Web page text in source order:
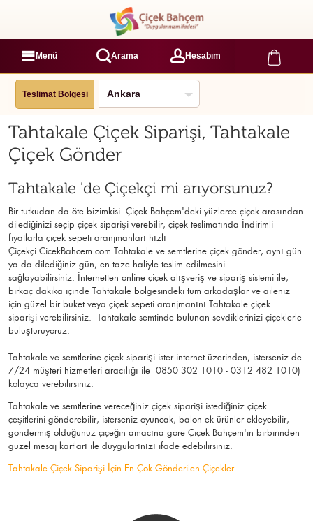
Menü Arama Hesabım
Teslimat Bölgesi
Tahtakale Çiçek Siparişi, Tahtakale
Çiçek Gönder
Tahtakale 'de Çiçekçi mi arıyorsunuz?
Bir tutkudan da öte bizimkisi. Çiçek Bahçem'deki yüzlerce çiçek arasından
dilediğinizi seçip çiçek siparişi verebilir, çiçek teslimatında İndirimli
fiyatlarla çiçek sepeti aranjmanları hızlı
Çiçekçi CicekBahcem.com Tahtakale ve semtlerine çiçek gönder, aynı gün
ya da dilediğiniz gün, en taze haliyle teslim edilmesini
sağlayabilirsiniz. İnternetten online çiçek alışveriş ve sipariş sistemi ile,
birkaç dakika içinde Tahtakale bölgesindeki tüm arkadaşlar ve aileniz
için güzel bir buket veya çiçek sepeti aranjmanını Tahtakale çiçek
siparişi verebilirsiniz. Tahtakale semtinde bulunan sevdiklerinizi çiçeklerle
buluşturuyoruz.
Tahtakale ve semtlerine çiçek siparişi ister internet üzerinden, isterseniz de
7/24 müşteri hizmetleri aracılığı ile 0850 302 1010 - 0312 482 1010)
kolayca verebilirsiniz.
Tahtakale ve semtlerine vereceğiniz çiçek siparişi istediğiniz çiçek
çeşitlerini gönderebilir, isterseniz oyuncak, balon ek ürünler ekleyebilir,
göndermiş olduğunuz çiçeğin amacına göre Çiçek Bahçem'in birbirinden
güzel mesaj kartları ile duygularınızı ifade edebilirsiniz.
Tahtakale Çiçek Siparişi İçin En Çok Gönderilen Çiçekler